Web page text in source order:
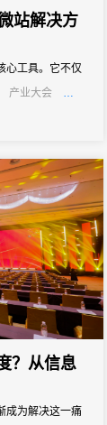
站解决方
心工具。它不仅
者的重要桥
方都在寻找专
产业大会
？从信息
成为解决这一痛